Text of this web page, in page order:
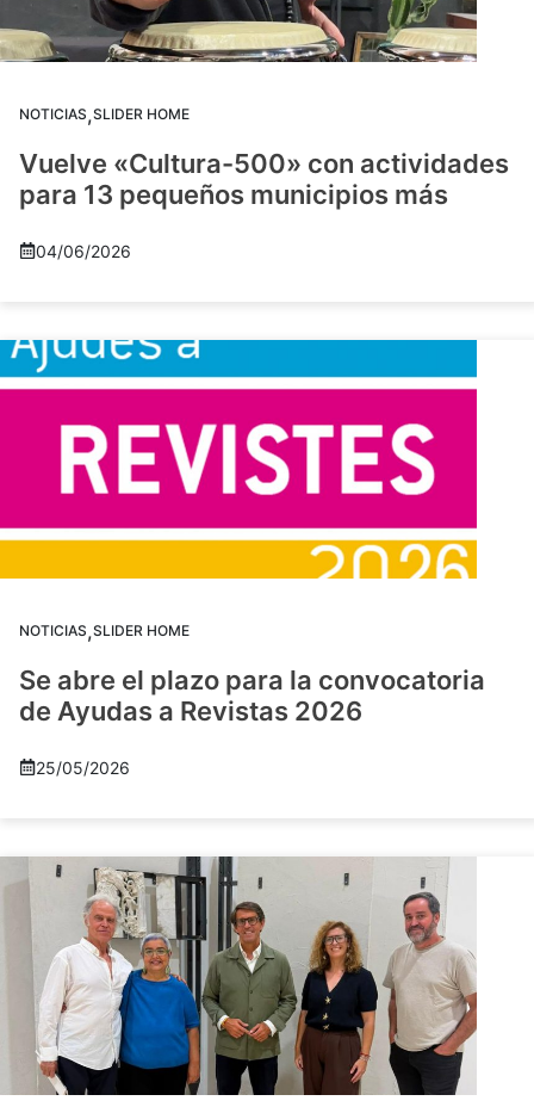
NOTICIAS,SLIDER HOME
Vuelve «Cultura-500» con actividades
para 13 pequeños municipios más
04/06/2026
NOTICIAS,SLIDER HOME
Se abre el plazo para la convocatoria
de Ayudas a Revistas 2026
25/05/2026